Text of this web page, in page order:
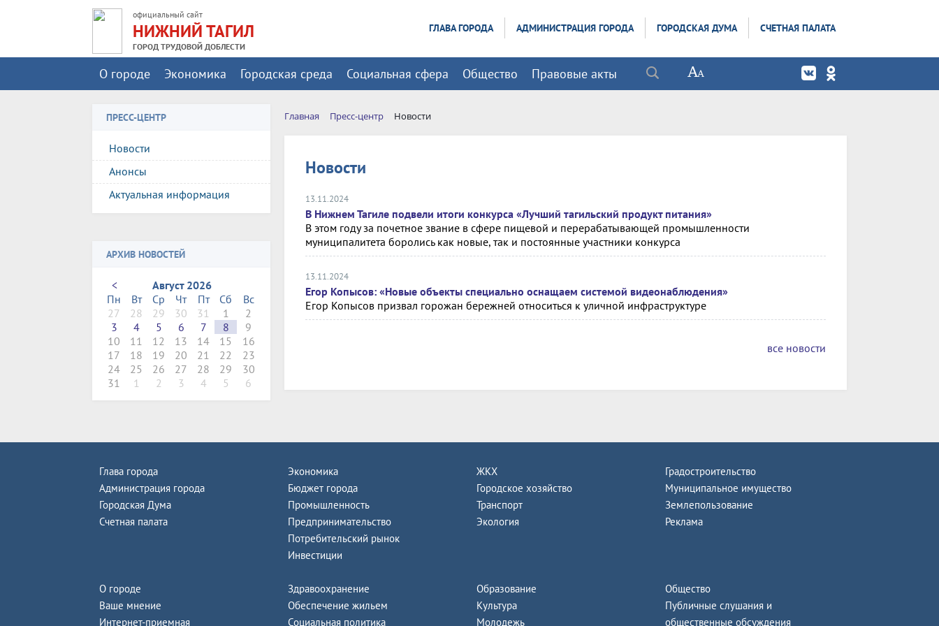
официальный сайт
НИЖНИЙ ТАГИЛ
ГОРОД ТРУДОВОЙ ДОБЛЕСТИ
ГЛАВА ГОРОДА АДМИНИСТРАЦИЯ ГОРОДА ГОРОДСКАЯ ДУМА СЧЕТНАЯ ПАЛАТА
О городе Экономика Городская среда Социальная сфера Общество Правовые акты
ПРЕСС-ЦЕНТР
Новости
Анонсы
Актуальная информация
АРХИВ НОВОСТЕЙ
<
Август 2026
Пн
Вт Ср Чт Пт Сб
Вс
27
28 29 30 31 1
2
3
4 5 6 7 8
9
10
11 12 13 14 15
16
17
18 19 20 21 22
23
24
25 26 27 28 29
30
31
1 2 3 4 5 6
Главная Пресс-центр Новости
Новости
13.11.2024
В Нижнем Тагиле подвели итоги конкурса «Лучший тагильский продукт питания»
В этом году за почетное звание в сфере пищевой и перерабатывающей промышленности
муниципалитета боролись как новые, так и постоянные участники конкурса
13.11.2024
Егор Копысов: «Новые объекты специально оснащаем системой видеонаблюдения»
Егор Копысов призвал горожан бережней относиться к уличной инфраструктуре
все новости
Глава города
Администрация города
Городская Дума
Счетная палата
Экономика
Бюджет города
Промышленность
Предпринимательство
Потребительский рынок
Инвестиции
ЖКХ
Городское хозяйство
Транспорт
Экология
Градостроительство
Муниципальное имущество
Землепользование
Реклама
О городе
Ваше мнение
Интернет-приемная
Здравоохранение
Обеспечение жильем
Социальная политика
Образование
Культура
Молодежь
Общество
Публичные слушания и
общественные обсуждения